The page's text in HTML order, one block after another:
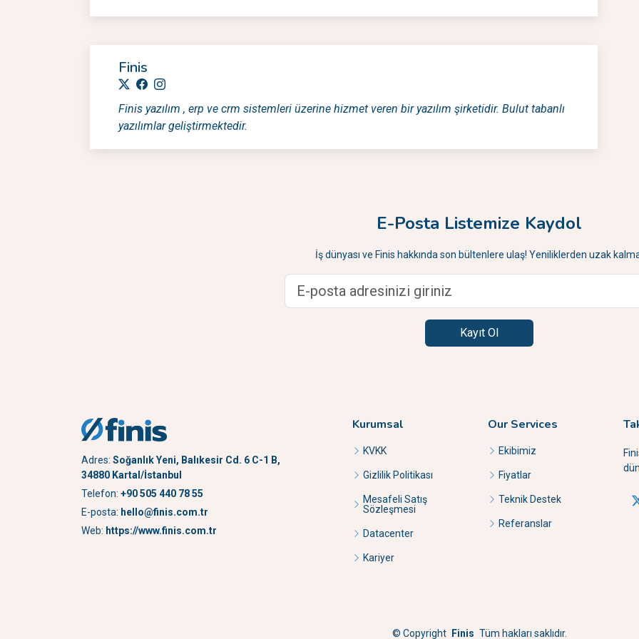
Finis
Finis yazılım , erp ve crm sistemleri üzerine hizmet veren bir yazılım şirketidir. Bulut tabanlı
yazılımlar geliştirmektedir.
E-Posta Listemize Kaydol
İş dünyası ve Finis hakkında son bültenlere ulaş! Yeniliklerden uzak
Kayıt Ol
Adres: Soğanlık Yeni, Balıkesir Cd. 6 C-1 B,
34880 Kartal/İstanbul
Telefon: +90 505 440 78 55
E-posta: hello@finis.com.tr
Web: https://www.finis.com.tr
Kurumsal
KVKK
Gizlilik Politikası
Mesafeli Satış
Sözleşmesi
Datacenter
Kariyer
Our Services
Ekibimiz
Fiyatlar
Teknik Destek
Referanslar
© Copyright Finis Tüm hakları saklıdır.